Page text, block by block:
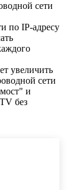
сети
по IP-адресу
увеличить
сети
и
без